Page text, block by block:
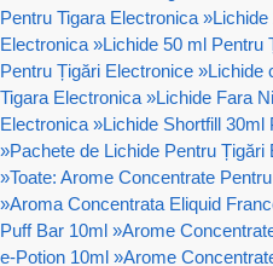
Pentru Tigara Electronica »
Electronica »Lichide 50 ml Pentru
Pentru Țigări Electronice »Lichide
Tigara Electronica »Lichide Fara
Electronica »Lichide Shortfill 30ml
»Pachete de Lichide Pentru Țigări
»Toate: Arome Concentrate
»Aroma Concentrata Eliquid
Puff Bar 10ml »Arome
e-Potion 10ml »Arome